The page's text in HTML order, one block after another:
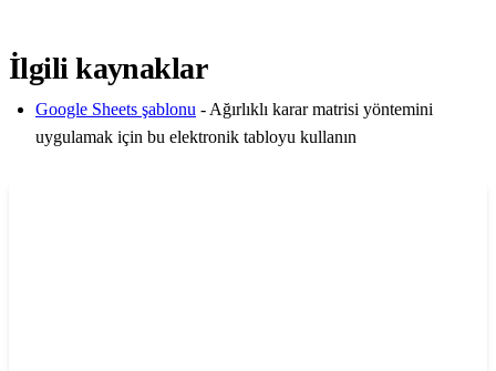
İlgili kaynaklar
Google Sheets şablonu - Ağırlıklı karar matrisi yöntemini
uygulamak için bu elektronik tabloyu kullanın